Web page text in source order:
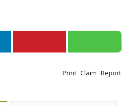
Report
Claim
Print